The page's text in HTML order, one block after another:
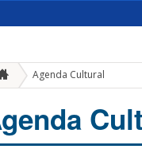
Agenda Cultural